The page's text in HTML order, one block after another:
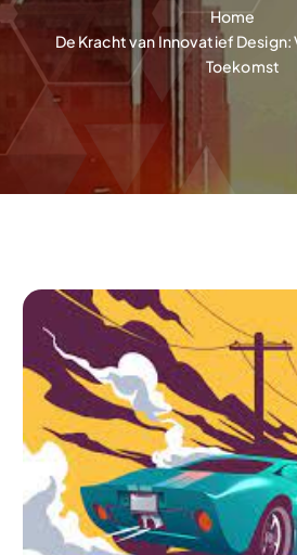
Home
De Kracht van Innovatief Design:
Toekomst